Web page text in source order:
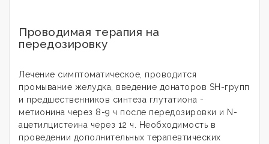
Проводимая терапия на
передозировку
Лечение симптоматическое, проводится
промывание желудка, введение донаторов SH-групп
и предшественников синтеза глутатиона -
метионина через 8-9 ч после передозировки и N-
ацетилцистеина через 12 ч. Необходимость в
проведении дополнительных терапевтических